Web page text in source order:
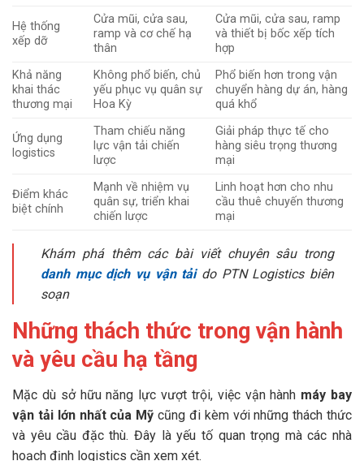
Hệ thống
xếp dỡ
Cửa mũi, cửa sau,
ramp và cơ chế hạ
thân
Cửa mũi, cửa sau, ramp
và thiết bị bốc xếp tích
hợp
Khả năng
khai thác
thương mại
Không phổ biến, chủ
yếu phục vụ quân sự
Hoa Kỳ
Phổ biến hơn trong vận
chuyển hàng dự án, hàng
quá khổ
Ứng dụng
logistics
Tham chiếu năng
lực vận tải chiến
lược
Giải pháp thực tế cho
hàng siêu trọng thương
mại
Điểm khác
biệt chính
Mạnh về nhiệm vụ
quân sự, triển khai
chiến lược
Linh hoạt hơn cho nhu
cầu thuê chuyến thương
mại
Khám phá thêm các bài viết chuyên sâu trong
danh mục dịch vụ vận tảido PTN Logistics biên
soạn
Những thách thức trong vận hành
và yêu cầu hạ tầng
Mặc dù sở hữu năng lực vượt trội, việc vận hành máy bay
vận tải lớn nhất của Mỹ cũng đi kèm với những thách thức
và yêu cầu đặc thù. Đây là yếu tố quan trọng mà các nhà
hoạch định logistics cần xem xét.